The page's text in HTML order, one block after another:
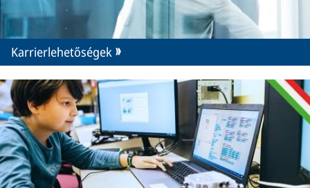
Karrierlehetőségek